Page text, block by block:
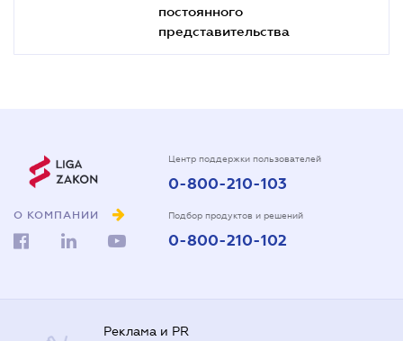
постоянного
представительства
О КОМПАНИИ
Центр поддержки пользователей
0-800-210-103
Подбор продуктов и решений
0-800-210-102
Реклама и PR